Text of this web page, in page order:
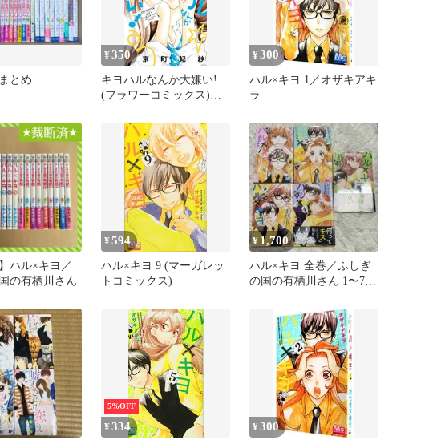
とめ
¥350
キヨハルなんか大嫌い!
(フラワーコミックス)／
¥300
ハル×キヨ 1／オザキアキ
ラ
ハル×キヨ／
の有栖川さん
¥594
ハル×キヨ 9 (マーガレッ
トコミックス)
¥ 1,700
ハル×キヨ 全巻／ふしぎ
の国の有栖川さん 1〜7巻
5%OFF
¥334 ¥300